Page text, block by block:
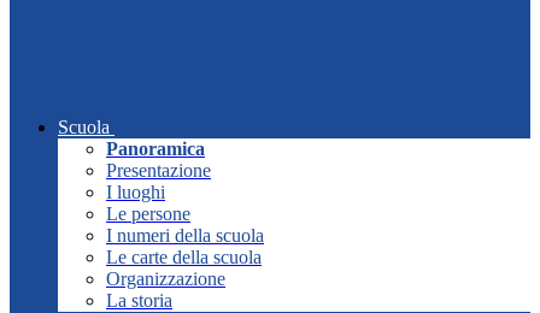
Scuola
Panoramica
Presentazione
I luoghi
Le persone
I numeri della scuola
Le carte della scuola
Organizzazione
La storia